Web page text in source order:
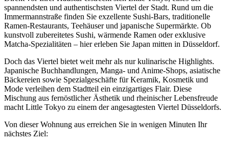
spannendsten und authentischsten Viertel der Stadt. Rund um die
Immermannstraße finden Sie exzellente Sushi-Bars, traditionelle
Ramen-Restaurants, Teehäuser und japanische Supermärkte. Ob
kunstvoll zubereitetes Sushi, wärmende Ramen oder exklusive
Matcha-Spezialitäten – hier erleben Sie Japan mitten in Düsseldorf.
Doch das Viertel bietet weit mehr als nur kulinarische Highlights.
Japanische Buchhandlungen, Manga- und Anime-Shops, asiatische
Bäckereien sowie Spezialgeschäfte für Keramik, Kosmetik und
Mode verleihen dem Stadtteil ein einzigartiges Flair. Diese
Mischung aus fernöstlicher Ästhetik und rheinischer Lebensfreude
macht Little Tokyo zu einem der angesagtesten Viertel Düsseldorfs.
Von dieser Wohnung aus erreichen Sie in wenigen Minuten Ihr
nächstes Ziel: